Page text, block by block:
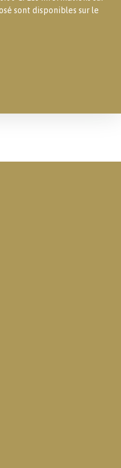
sont disponibles sur le